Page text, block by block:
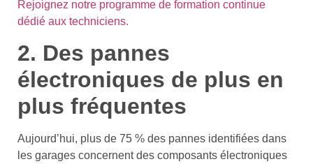
Rejoignez notre programme de formation continue
dédié aux techniciens.
2. Des pannes
électroniques de plus en
plus fréquentes
Aujourd’hui, plus de 75 % des pannes identifiées dans
les garages concernent des composants électroniques